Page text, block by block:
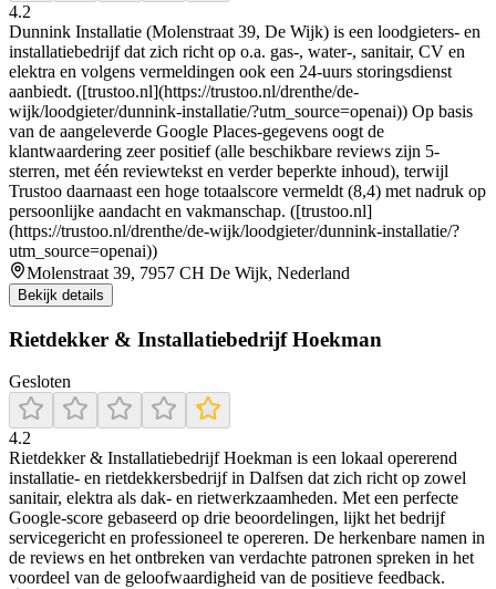
4.2
Dunnink Installatie (Molenstraat 39, De Wijk) is een loodgieters- en
installatiebedrijf dat zich richt op o.a. gas-, water-, sanitair, CV en
elektra en volgens vermeldingen ook een 24-uurs storingsdienst
aanbiedt. ([trustoo.nl](https://trustoo.nl/drenthe/de-
wijk/loodgieter/dunnink-installatie/?utm_source=openai)) Op basis
van de aangeleverde Google Places-gegevens oogt de
klantwaardering zeer positief (alle beschikbare reviews zijn 5-
sterren, met één reviewtekst en verder beperkte inhoud), terwijl
Trustoo daarnaast een hoge totaalscore vermeldt (8,4) met nadruk op
persoonlijke aandacht en vakmanschap. ([trustoo.nl]
(https://trustoo.nl/drenthe/de-wijk/loodgieter/dunnink-installatie/?
utm_source=openai))
Molenstraat 39, 7957 CH De Wijk, Nederland
Bekijk details
Rietdekker & Installatiebedrijf Hoekman
Gesloten
4.2
Rietdekker & Installatiebedrijf Hoekman is een lokaal opererend
installatie- en rietdekkersbedrijf in Dalfsen dat zich richt op zowel
sanitair, elektra als dak- en rietwerkzaamheden. Met een perfecte
Google-score gebaseerd op drie beoordelingen, lijkt het bedrijf
servicegericht en professioneel te opereren. De herkenbare namen in
de reviews en het ontbreken van verdachte patronen spreken in het
voordeel van de geloofwaardigheid van de positieve feedback.